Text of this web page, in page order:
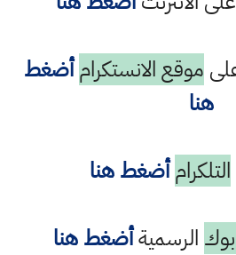
موقع الانستكرام أضغط
هنا
التلكرام أضغط هنا
الرسميةأضغط هنا